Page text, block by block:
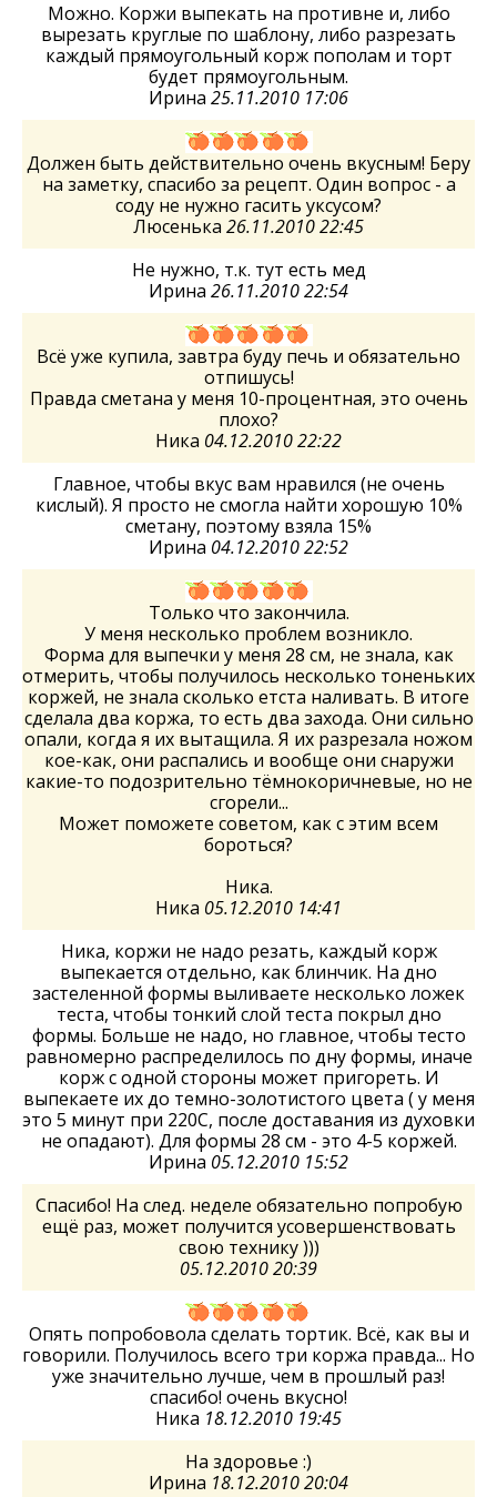
Можно. Коржи выпекать на противне и, либо
вырезать круглые по шаблону, либо разрезать
каждый прямоугольный корж пополам и торт
будет прямоугольным.
Ирина 25.11.2010 17:06
Должен быть действительно очень вкусным! Беру
на заметку, спасибо за рецепт. Один вопрос - а
соду не нужно гасить уксусом?
Люсенька 26.11.2010 22:45
Не нужно, т.к. тут есть мед
Ирина 26.11.2010 22:54
Всё уже купила, завтра буду печь и обязательно
отпишусь!
Правда сметана у меня 10-процентная, это очень
плохо?
Ника 04.12.2010 22:22
Главное, чтобы вкус вам нравился (не очень
кислый). Я просто не смогла найти хорошую 10%
сметану, поэтому взяла 15%
Ирина 04.12.2010 22:52
Только что закончила.
У меня несколько проблем возникло.
Форма для выпечки у меня 28 см, не знала, как
отмерить, чтобы получилось несколько тоненьких
коржей, не знала сколько етста наливать. В итоге
сделала два коржа, то есть два захода. Они сильно
опали, когда я их вытащила. Я их разрезала ножом
кое-как, они распались и вообще они снаружи
какие-то подозрительно тёмнокоричневые, но не
сгорели...
Может поможете советом, как с этим всем
бороться?
Ника.
Ника 05.12.2010 14:41
Ника, коржи не надо резать, каждый корж
выпекается отдельно, как блинчик. На дно
застеленной формы выливаете несколько ложек
теста, чтобы тонкий слой теста покрыл дно
формы. Больше не надо, но главное, чтобы тесто
равномерно распределилось по дну формы, иначе
корж с одной стороны может пригореть. И
выпекаете их до темно-золотистого цвета ( у меня
это 5 минут при 220С, после доставания из духовки
не опадают). Для формы 28 см - это 4-5 коржей.
Ирина 05.12.2010 15:52
Спасибо! На след. неделе обязательно попробую
ещё раз, может получится усовершенствовать
свою технику )))
05.12.2010 20:39
Опять попробовола сделать тортик. Всё, как вы и
говорили. Получилось всего три коржа правда... Но
уже значительно лучше, чем в прошлый раз!
спасибо! очень вкусно!
Ника 18.12.2010 19:45
На здоровье :)
Ирина 18.12.2010 20:04